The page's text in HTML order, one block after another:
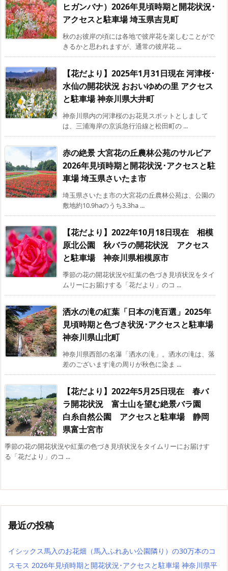
ヒガンバナ）2026年見頃時期と開花状況･
アクセスと駐車場 埼玉県吉見町
秋のお彼岸の頃には各地で彼岸花を楽しむことがで
きるかと思われますが、通常の彼岸花 ...
【花だより】2025年1月31日現在 河津桜･
水仙の開花状況 おおいゆめの里 アクセス
と駐車場 神奈川県大井町
神奈川県内の河津桜のお花見スポットとしまして
は、三浦海岸の京浜急行沿線と松田町の ...
赤の絶景 大宮花の丘農林公苑のサルビア
2026年見頃時期と開花状況･アクセスと駐
車場 埼玉県さいたま市
埼玉県さいたま市の大宮花の丘農林公苑は、公園の
敷地約10.9haのうち3.3ha ...
【花だより】2022年10月18日現在 相模
原北公園 秋バラの開花状況 アクセス
と駐車場 神奈川県相模原市
季節の花の開花状況や紅葉の色づき見頃状況をタイ
ムリーにお届けする「花だより」のコ ...
洒水の滝の紅葉「日本の滝百選」2025年
見頃時期と色づき状況･アクセスと駐車場
神奈川県山北町
神奈川県西部の名瀑「洒水の滝」。洒水の滝は、落
差のございます滝の周りが秋色に染ま ...
【花だより】2022年5月25日現在 春バ
ラ開花状況 富士山を望む絶景バラ園
白糸自然公園 アクセスと駐車場 静岡
県富士宮市
季節の花の開花状況や紅葉の色づき見頃状況をタイムリーにお届けす
る「花だより」のコ ...
最近の投稿
イシックス馬入のお花畑（馬入ふれあい公園隣り）の30万本のコ
スモス 2026年見頃時期と開花状況･アクセスと駐車場 神奈川県平